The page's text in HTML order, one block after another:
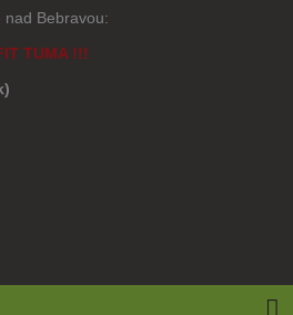
Bebravou:
TUMA !!!